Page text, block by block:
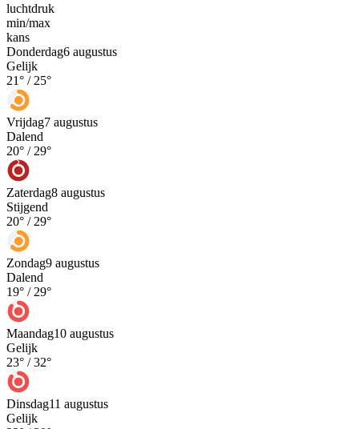
luchtdruk
min/max
kans
Donderdag6 augustus
Gelijk
21° / 25°
Vrijdag7 augustus
Dalend
20° / 29°
Zaterdag8 augustus
Stijgend
20° / 29°
Zondag9 augustus
Dalend
19° / 29°
Maandag10 augustus
Gelijk
23° /32°
Dinsdag11 augustus
Gelijk